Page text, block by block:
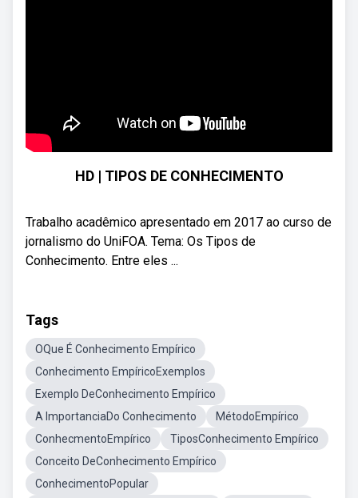
HD | TIPOS DE CONHECIMENTO
Trabalho acadêmico apresentado em 2017 ao curso de
jornalismo do UniFOA. Tema: Os Tipos de
Conhecimento. Entre eles ...
Tags
OQue É Conhecimento Empírico
Conhecimento EmpíricoExemplos
Exemplo DeConhecimento Empírico
A ImportanciaDo Conhecimento
MétodoEmpírico
ConhecmentoEmpírico
TiposConhecimento Empírico
Conceito DeConhecimento Empírico
ConhecimentoPopular